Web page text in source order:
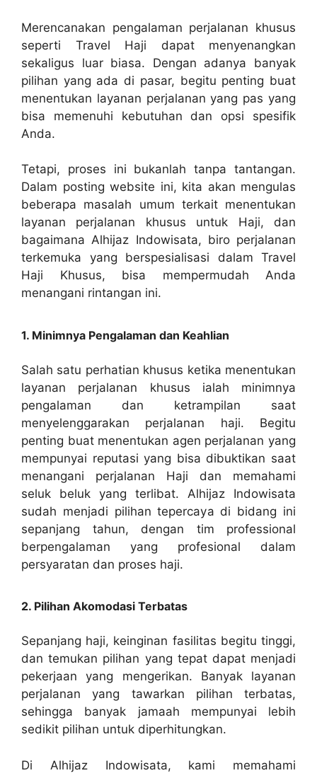
Merencanakan pengalaman perjalanan khusus
seperti Travel Haji dapat menyenangkan
sekaligus luar biasa. Dengan adanya banyak
pilihan yang ada di pasar, begitu penting buat
menentukan layanan perjalanan yang pas yang
bisa memenuhi kebutuhan dan opsi spesifik
Anda.
Tetapi, proses ini bukanlah tanpa tantangan.
Dalam posting website ini, kita akan mengulas
beberapa masalah umum terkait menentukan
layanan perjalanan khusus untuk Haji, dan
bagaimana Alhijaz Indowisata, biro perjalanan
terkemuka yang berspesialisasi dalam Travel
Haji Khusus, bisa mempermudah Anda
menangani rintangan ini.
1. Minimnya Pengalaman dan Keahlian
Salah satu perhatian khusus ketika menentukan
layanan perjalanan khusus ialah minimnya
pengalaman dan ketrampilan saat
menyelenggarakan perjalanan haji. Begitu
penting buat menentukan agen perjalanan yang
mempunyai reputasi yang bisa dibuktikan saat
menangani perjalanan Haji dan memahami
seluk beluk yang terlibat. Alhijaz Indowisata
sudah menjadi pilihan tepercaya di bidang ini
sepanjang tahun, dengan tim professional
berpengalaman yang profesional dalam
persyaratan dan proses haji.
2. Pilihan Akomodasi Terbatas
Sepanjang haji, keinginan fasilitas begitu tinggi,
dan temukan pilihan yang tepat dapat menjadi
pekerjaan yang mengerikan. Banyak layanan
perjalanan yang tawarkan pilihan terbatas,
sehingga banyak jamaah mempunyai lebih
sedikit pilihan untuk diperhitungkan.
Di Alhijaz Indowisata, kami memahami